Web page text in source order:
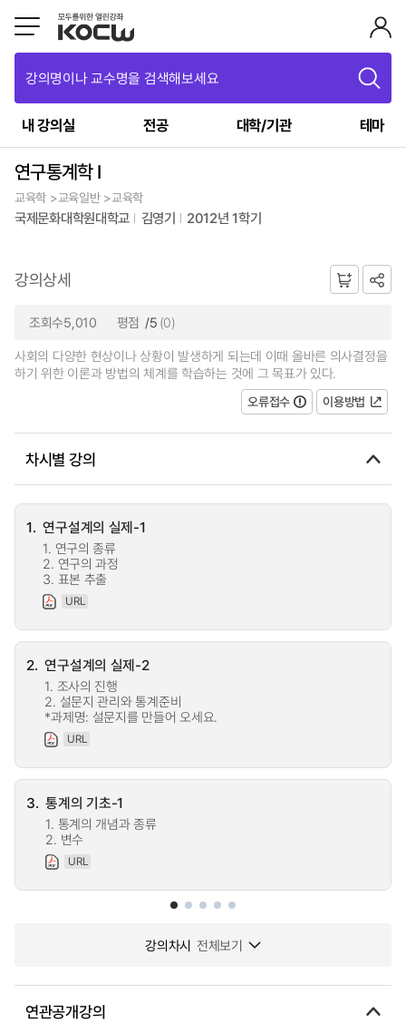
강의명이나 교수명을 검색해보세요
내 강의실 전공 대학/기관 테마
연구통계학 I
교육학 >교육일반 >교육학
국제문화대학원대학교 김영기 2012년 1학기
강의상세
조회수5,010 평점 /5 (0)
사회의 다양한 현상이나 상황이 발생하게 되는데 이때 올바른 의사결정을
하기 위한 이론과 방법의 체계를 학습하는 것에 그 목표가 있다.
오류접수
이용방법
차시별 강의
1. 연구설계의 실제-1
1. 연구의 종류
2. 연구의 과정
3. 표본 추출
URL
2. 연구설계의 실제-2
1. 조사의 진행
2. 설문지 관리와 통계준비
*과제명: 설문지를 만들어 오세요.
URL
3. 통계의 기초-1
1. 통계의 개념과 종류
2. 변수
URL
강의차시 전체보기
연관공개강의